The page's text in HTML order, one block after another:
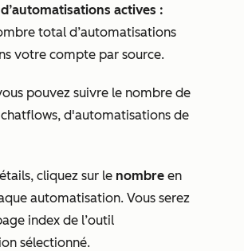
actives :
total d’automatisations
votre compte par source.
pouvez suivre le nombre de
d'automatisations de
cliquez sur le nombre en
automatisation. Vous serez
index de l’outil
sélectionné.